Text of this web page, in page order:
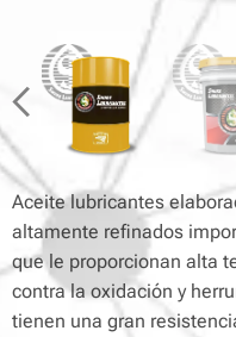
Aceite lubricantes
altamente refinados
que le proporcionan alta
contra la oxidación y
tienen una gran